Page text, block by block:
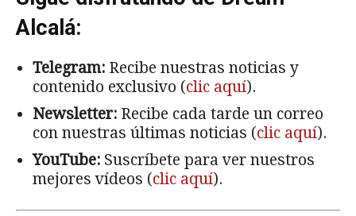
Alcalá:
Telegram: Recibe nuestras noticias y
contenido exclusivo (clic aquí).
Newsletter: Recibe cada tarde un correo
con nuestras últimas noticias (clic aquí).
YouTube: Suscríbete para ver nuestros
mejores vídeos (clic aquí).